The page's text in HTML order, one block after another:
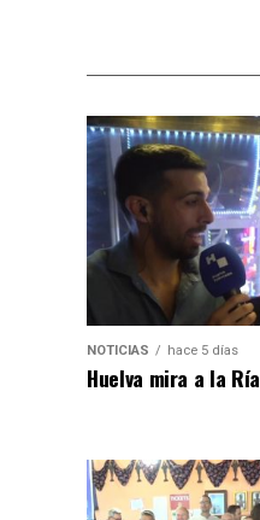
NOTICIAS hace 5 días
Huelva mira a la Ría